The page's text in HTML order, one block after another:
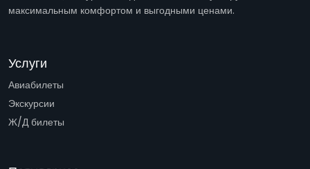
максимальным комфортом и выгодными ценами.
Услуги
Авиабилеты
Экскурсии
Ж/Д билеты